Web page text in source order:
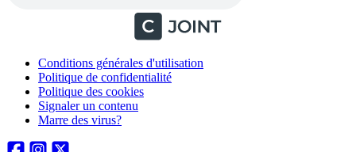
Conditions générales d'utilisation
Politique de confidentialité
Politique des cookies
Signaler un contenu
Marre des virus?